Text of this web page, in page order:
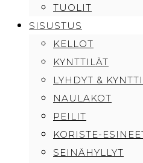
TUOLIT
SISUSTUS
KELLOT
KYNTTILÄT
LYHDYT &
NAULAKOT
PEILIT
KORISTE-
SEINÄHYLLYT